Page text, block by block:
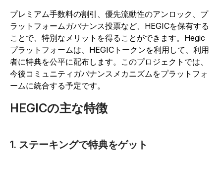
プレミアム手数料の割引、優先流動性のアンロック、プ
ラットフォームガバナンス投票など、HEGICを保有する
ことで、特別なメリットを得ることができます。Hegic
プラットフォームは、HEGICトークンを利用して、利用
者に特典を公平に配布します。このプロジェクトでは、
今後コミュニティガバナンスメカニズムをプラットフォ
ームに統合する予定です。
HEGICの主な特徴
1. ステーキングで特典をゲット